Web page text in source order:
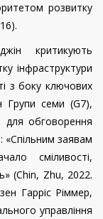
розвитку
критикують
інфраструктури
з боку ключових
Групи семи (G7),
обговорення
«Спільним заявам
сміливості,
(Chin, Zhu, 2022.
Гарріс Ріммер,
управління